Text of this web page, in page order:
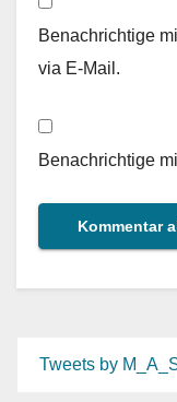
Benachrichtige
via E-Mail.
Benachrichtige
Tweets by